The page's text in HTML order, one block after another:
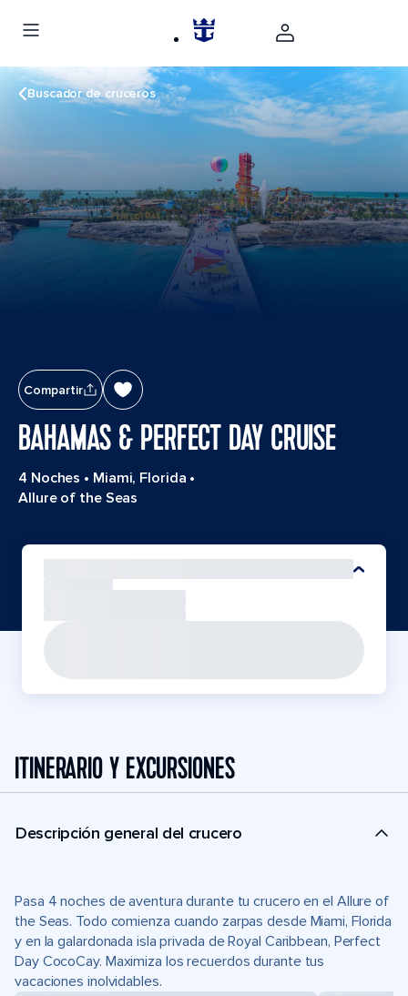
Buscador de cruceros
Compartir
BAHAMAS & PERFECT DAY CRUISE
4 Noches • Miami, Florida •
Allure of the Seas
ITINERARIO Y EXCURSIONES
Descripción general del crucero
Pasa 4 noches de aventura durante tu crucero en el Allure of
the Seas. Todo comienza cuando zarpas desde Miami, Florida
y en la galardonada isla privada de Royal Caribbean, Perfect
Day CocoCay. Maximiza los recuerdos durante tus
vacaciones inolvidables.